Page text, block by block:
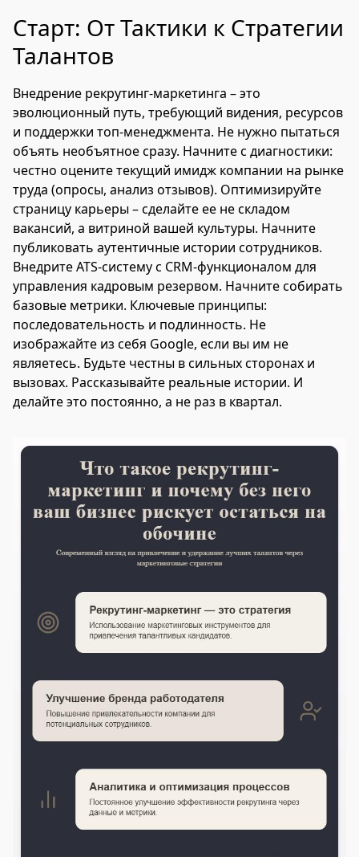
Старт: От Тактики к Стратегии
Талантов
Внедрение рекрутинг-маркетинга – это
эволюционный путь, требующий видения, ресурсов
и поддержки топ-менеджмента. Не нужно пытаться
объять необъятное сразу. Начните с диагностики:
честно оцените текущий имидж компании на рынке
труда (опросы, анализ отзывов). Оптимизируйте
страницу карьеры – сделайте ее не складом
вакансий, а витриной вашей культуры. Начните
публиковать аутентичные истории сотрудников.
Внедрите ATS-систему с CRM-функционалом для
управления кадровым резервом. Начните собирать
базовые метрики. Ключевые принципы:
последовательность и подлинность. Не
изображайте из себя Google, если вы им не
являетесь. Будьте честны в сильных сторонах и
вызовах. Рассказывайте реальные истории. И
делайте это постоянно, а не раз в квартал.